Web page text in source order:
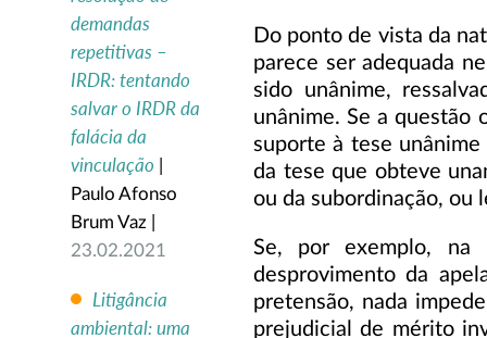
demandas
repetitivas –
IRDR: tentando
salvar o IRDR da
falácia da
vinculação
Paulo Afonso
Brum Vaz |
23.02.2021
Litigância
ambiental: uma
Do ponto de vista da
parece ser adequada
sido unânime,
unânime. Se a questão
suporte à tese
da tese que obteve
ou da subordinação, ou
Se, por exemplo, na
desprovimento da
pretensão, nada
prejudicial de mérito